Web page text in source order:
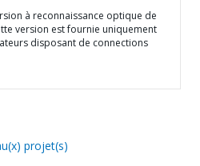
à reconnaissance optique de
version est fournie uniquement
disposant de connections
projet(s)